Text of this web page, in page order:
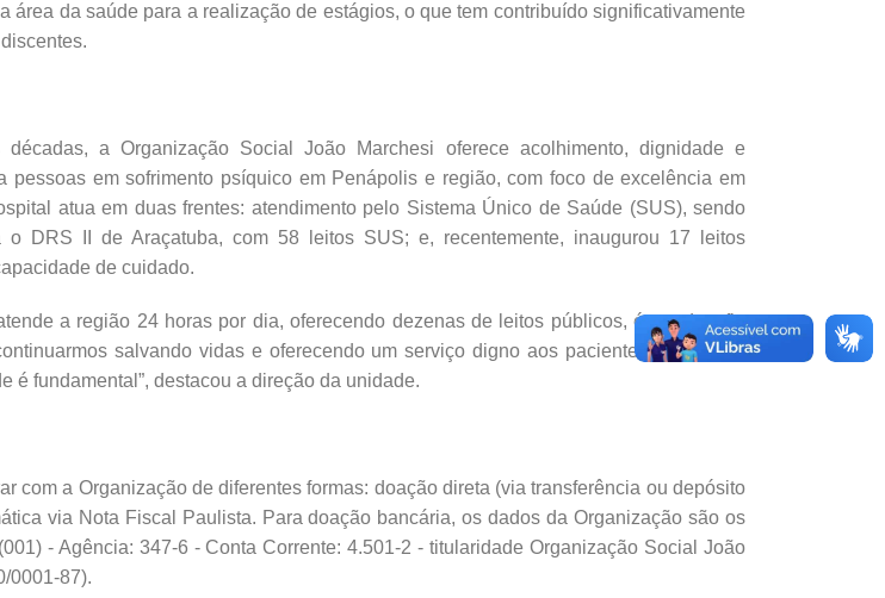
área da saúde para a realização de estágios, o que tem contribuído significativamente
a Organização Social João Marchesi oferece acolhimento, dignidade e
pessoas em sofrimento psíquico em Penápolis e região, com foco de excelência em
atua em duas frentes: atendimento pelo Sistema Único de Saúde (SUS), sendo
o DRS II de Araçatuba, com 58 leitos SUS; e, recentemente, inaugurou 17 leitos
de cuidado.
a região 24 horas por dia, oferecendo dezenas de leitos públicos, é um desafio
salvando vidas e oferecendo um serviço digno aos pacientes do SUS, a
é fundamental”, destacou a direção da unidade.
com a Organização de diferentes formas: doação direta (via transferência ou depósito
via Nota Fiscal Paulista. Para doação bancária, os dados da Organização são os
- Agência: 347-6 - Conta Corrente: 4.501-2 - titularidade Organização Social João
0001-87).